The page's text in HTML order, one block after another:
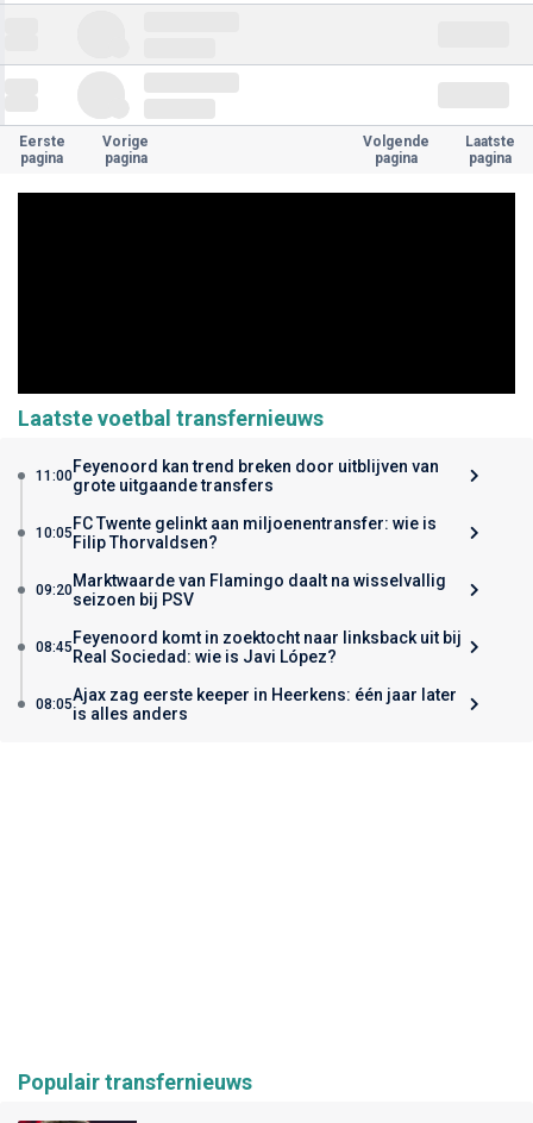
Eerste
pagina
Vorige
pagina
Volgende
pagina
Laatste
pagina
Laatste voetbal transfernieuws
11:00Feyenoord kan trend breken door uitblijven van
grote uitgaande transfers
10:05 FC Twente gelinkt aan miljoenentransfer: wie is
Filip Thorvaldsen?
09:20Marktwaarde van Flamingo daalt na wisselvallig
seizoen bij PSV
08:45 Feyenoord komt in zoektocht naar linksback uit bij
Real Sociedad: wie is Javi López?
08:05Ajax zag eerste keeper in Heerkens: één jaar later
is alles anders
Populair transfernieuws